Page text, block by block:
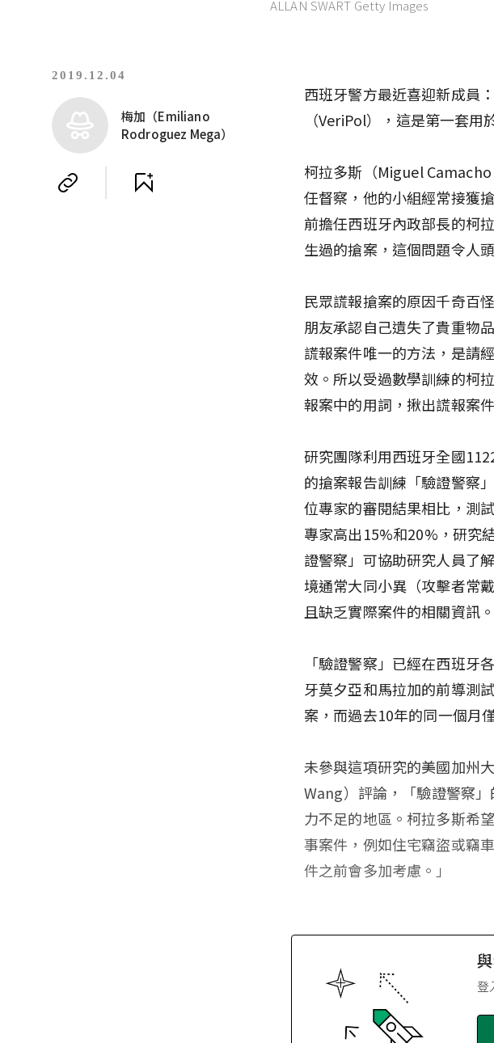
ALLAN SWART Getty Images
2019.12.04
梅加（Emiliano
Rodroguez Mega）
西班牙警方最近喜迎新成員
（VeriPol），這是第一套用
柯拉多斯（Miguel
任督察，他的小組經常接獲
前擔任西班牙內政部長的柯
生過的搶案，這個問題令人頭
民眾謊報搶案的原因千奇百
朋友承認自己遺失了貴重物
謊報案件唯一的方法，是請
效。所以受過數學訓練的柯
報案中的用詞，揪出謊報案件
研究團隊利用西班牙全國
的搶案報告訓練「驗證警察
位專家的審閱結果相比，測
專家高出15%和20%，研究
證警察」可協助研究人員了
境通常大同小異（攻擊者常
且缺乏實際案件的相關資訊。
「驗證警察」已經在西班牙
牙莫夕亞和馬拉加的前導測
案，而過去10年的同一個月
未參與這項研究的美國加州
Wang）評論，「驗證警察
力不足的地區。柯拉多斯希
事案件，例如住宅竊盜或竊
件之前會多加考慮。」
登